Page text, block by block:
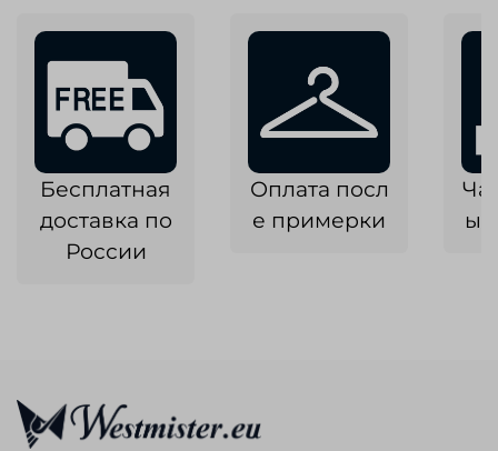
Бесплатная
доставка по
России
Оплата посл
е примерки